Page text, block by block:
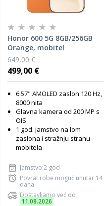
Honor 600 5G 8GB/256GB
Orange, mobitel
649,00 €
499,00 €
6.57" AMOLED zaslon 120 Hz,
8000 nita
Glavna kamera od 200 MP s
OIS
1 god. jamstvo na lom
zaslona i stražnju stranu
mobitela
Jamstvo:2 god
Povrat robe moguć unutar 14
dana
Dostavljamo već od
11.08.2026